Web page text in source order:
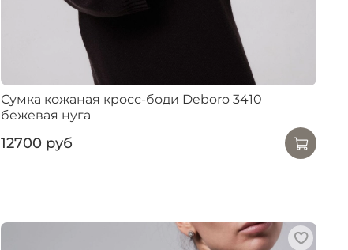
Сумка кожаная кросс-боди Deboro 3410
бежевая нуга
12700 руб